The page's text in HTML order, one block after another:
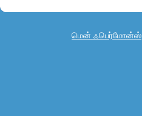
மென் ஃபெர்மோன்ஸ்